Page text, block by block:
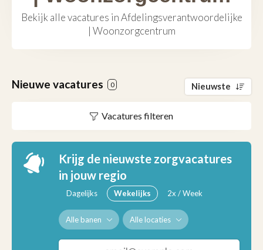
Bekijk alle vacatures in Afdelingsverantwoordelijke
| Woonzorgcentrum
Nieuwe vacatures 0 Nieuwste
Vacatures filteren
Krijg de nieuwste zorgvacatures
in jouw regio
Dagelijks Wekelijks 2x / Week
Alle banen Alle locaties